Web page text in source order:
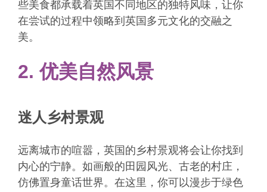
些美食都承载着英国不同地区的独特风味，让你
在尝试的过程中领略到英国多元文化的交融之
美。
2. 优美自然风景
迷人乡村景观
远离城市的喧嚣，英国的乡村景观将会让你找到
内心的宁静。如画般的田园风光、古老的村庄，
仿佛置身童话世界。在这里，你可以漫步于绿色